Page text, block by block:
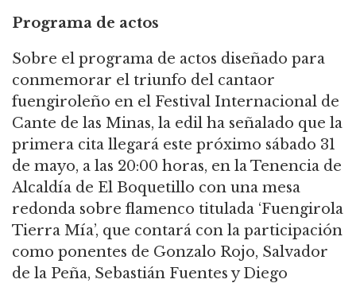
Programa de actos
Sobre el programa de actos diseñado para
conmemorar el triunfo del cantaor
fuengiroleño en el Festival Internacional de
Cante de las Minas, la edil ha señalado que la
primera cita llegará este próximo sábado 31
de mayo, a las 20:00 horas, en la Tenencia de
Alcaldía de El Boquetillo con una mesa
redonda sobre flamenco titulada ‘Fuengirola
Tierra Mía’, que contará con la participación
como ponentes de Gonzalo Rojo, Salvador
de la Peña, Sebastián Fuentes y Diego